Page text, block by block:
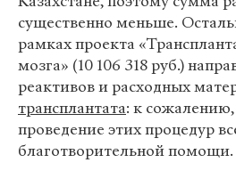
существенно меньше.
рамках проекта
мозга» (10 106 318 руб.)
реактивов и расходных
трансплантата: к
проведение этих процедур
благотворительной помощи.